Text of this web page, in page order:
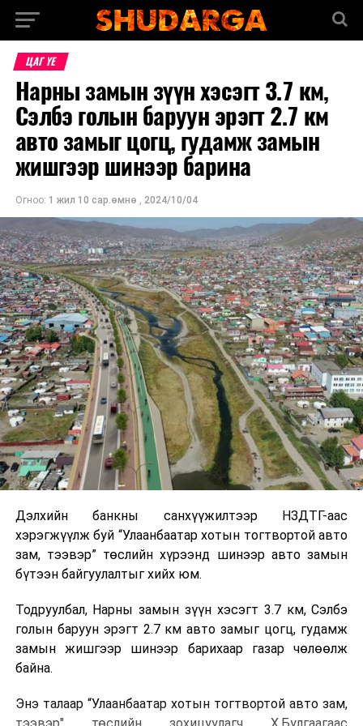
ЦАГ ҮЕ
Нарны замын зүүн хэсэгт 3.7 км,
Сэлбэ голын баруун эрэгт 2.7 км
авто замыг цогц, гудамж замын
жишгээр шинээр барина
Огноо: 1 жил 10 сар.өмнө , 2024/10/04
Дэлхийн банкны санхүүжилтээр НЗДТГ-аас
хэрэгжүүлж буй “Улаанбаатар хотын тогтвортой авто
зам, тээвэр” төслийн хүрээнд шинээр авто замын
бүтээн байгуулалтыг хийх юм.
Тодруулбал, Нарны замын зүүн хэсэгт 3.7 км, Сэлбэ
голын баруун эрэгт 2.7 км авто замыг цогц, гудамж
замын жишгээр шинээр барихаар газар чөлөөлж
байна.
Энэ талаар “Улаанбаатар хотын тогтвортой авто зам,